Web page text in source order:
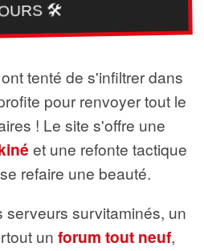
🛠️
tenté de s'infiltrer dans
pour renvoyer tout le
! Le site s'offre une
et une refonte tactique
refaire une beauté.
serveurs survitaminés, un
un forum tout neuf,